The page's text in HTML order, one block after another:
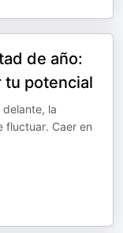
de año:
tu potencial
la
fluctuar. Caer en